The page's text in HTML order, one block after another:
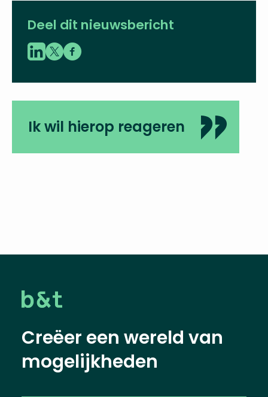
Deel dit nieuwsbericht
Ik wil hierop reageren
Creëer een wereld van
mogelijkheden